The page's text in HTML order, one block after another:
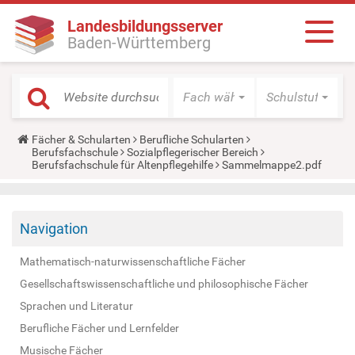
Landesbildungsserver
Baden-Württemberg
Fach wählen Schulstufe
Y
o
u
e
:
Fächer & Schularten
Berufliche Schularten
Berufsfachschule
Sozialpflegerischer Bereich
Berufsfachschule für Altenpflegehilfe
Sammelmappe2.pdf
Navigation
Mathematisch-naturwissenschaftliche Fächer
Gesellschaftswissenschaftliche und philosophische Fächer
Sprachen und Literatur
Berufliche Fächer und Lernfelder
Musische Fächer